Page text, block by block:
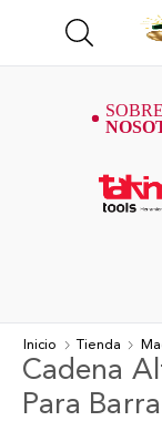
Inicio Tienda
Cadena
Para